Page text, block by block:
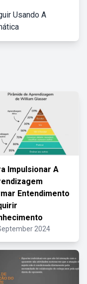
Usando A
Impulsionar A
Entendimento
2024